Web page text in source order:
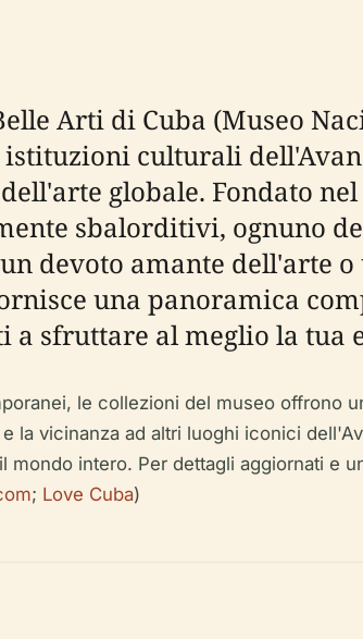
Arti di Cuba (Museo
culturali
globale. Fondato
sbalorditivi, ognuno
devoto amante dell'arte
una panoramica
sfruttare al meglio la tua
le collezioni del museo offrono
la vicinanza ad altri luoghi iconici
mondo intero. Per dettagli aggiornati e
; Love Cuba)